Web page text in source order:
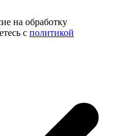
на обработку
с политикой